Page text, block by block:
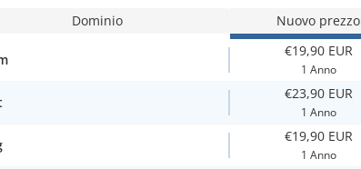
Dominio Nuovo prezzo
€19,90 EUR
1 Anno
€23,90 EUR
1 Anno
€19,90 EUR
1 Anno